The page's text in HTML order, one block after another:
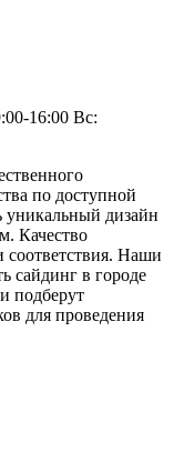
16:00 Вс:
по доступной
уникальный дизайн
Качество
соответствия. Наши
сайдинг в городе
подберут
для проведения